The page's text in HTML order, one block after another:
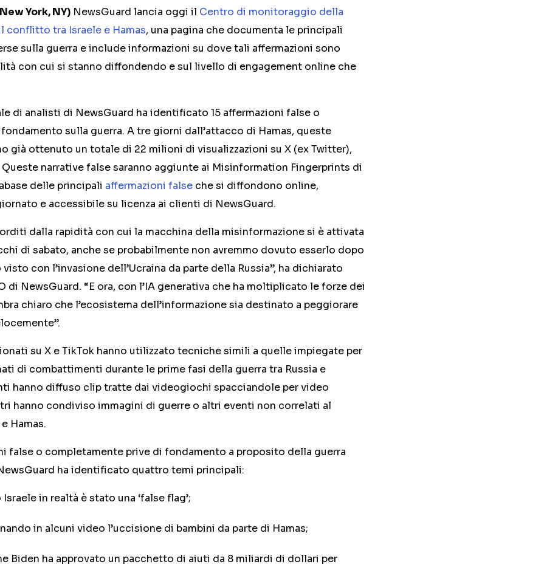
York, NY) NewsGuard lancia oggi il Centro di monitoraggio della
conflitto tra Israele e Hamas, una pagina che documenta le principali
sulla guerra e include informazioni su dove tali affermazioni sono
con cui si stanno diffondendo e sul livello di engagement online che
di analisti di NewsGuard ha identificato 15 affermazioni false o
sulla guerra. A tre giorni dall’attacco di Hamas, queste
già ottenuto un totale di 22 milioni di visualizzazioni su X (ex Twitter),
Queste narrative false saranno aggiunte ai Misinformation Fingerprints di
delle principali affermazioni false che si diffondono online,
e accessibile su licenza ai clienti di NewsGuard.
dalla rapidità con cui la macchina della misinformazione si è attivata
di sabato, anche se probabilmente non avremmo dovuto esserlo dopo
con l’invasione dell’Ucraina da parte della Russia”, ha dichiarato
di NewsGuard. “E ora, con l’IA generativa che ha moltiplicato le forze dei
chiaro che l’ecosistema dell’informazione sia destinato a peggiorare
su X e TikTok hanno utilizzato tecniche simili a quelle impiegate per
di combattimenti durante le prime fasi della guerra tra Russia e
hanno diffuso clip tratte dai videogiochi spacciandole per video
hanno condiviso immagini di guerre o altri eventi non correlati al
Hamas.
false o completamente prive di fondamento a proposito della guerra
ha identificato quattro temi principali:
in realtà è stato una ‘false flag’;
in alcuni video l’uccisione di bambini da parte di Hamas;
Biden ha approvato un pacchetto di aiuti da 8 miliardi di dollari per